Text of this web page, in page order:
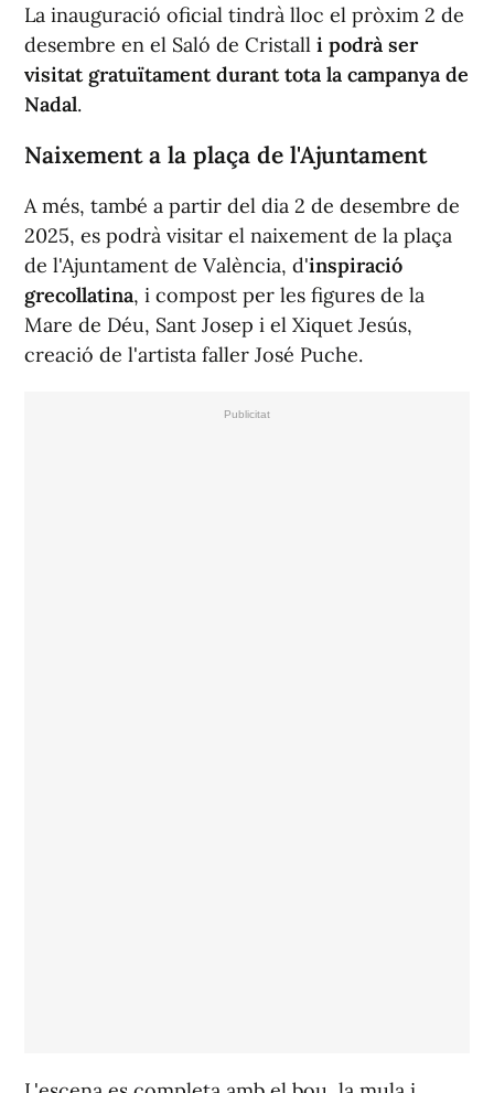
La inauguració oficial tindrà lloc el pròxim 2 de
desembre en el Saló de Cristall i podrà ser
visitat gratuïtament durant tota la campanya de
Nadal.
Naixement a la plaça de l'Ajuntament
A més, també a partir del dia 2 de desembre de
2025, es podrà visitar el naixement de la plaça
de l'Ajuntament de València, d'inspiració
grecollatina, i compost per les figures de la
Mare de Déu, Sant Josep i el Xiquet Jesús,
creació de l'artista faller José Puche.